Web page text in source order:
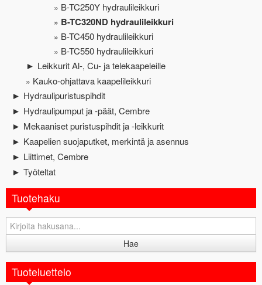
B-TC250Y hydraulileikkuri
B-TC320ND hydraulileikkuri
B-TC450 hydraulileikkuri
B-TC550 hydraulileikkuri
► Leikkurit Al-, Cu- ja telekaapeleille
Kauko-ohjattava kaapelileikkuri
► Hydraulipuristuspihdit
► Hydraulipumput ja -päät, Cembre
► Mekaaniset puristuspihdit ja -leikkurit
► Kaapelien suojaputket, merkintä ja asennus
► Liittimet, Cembre
► Työteltat
Tuotehaku
Tuoteluettelo